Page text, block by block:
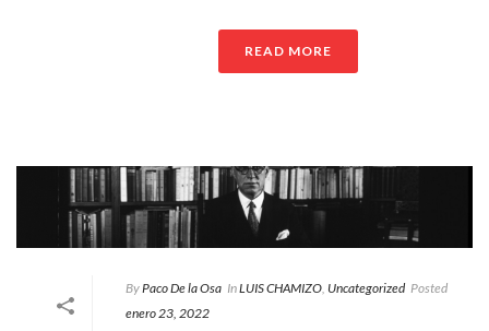
READ MORE
ByPaco De la Osa InLUIS CHAMIZO, Uncategorized Posted
enero 23, 2022